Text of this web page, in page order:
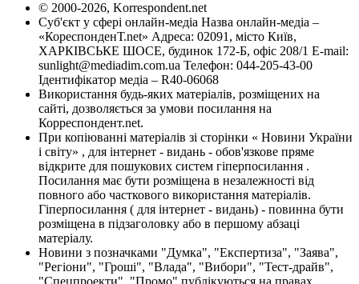
© 2000-2026, Korrespondent.net
Суб'єкт у сфері онлайн-медіа Назва онлайн-медіа –
«КореспонденТ.net» Адреса: 02091, місто Київ,
ХАРКІВСЬКЕ ШОСЕ, будинок 172-Б, офіс 208/1 E-mail:
sunlight@mediadim.com.ua Телефон: 044-205-43-00
Ідентифікатор медіа – R40-06068
Використання будь-яких матеріалів, розміщених на
сайті, дозволяється за умови посилання на
Корреспондент.net.
При копіюванні матеріалів зі сторінки « Новини України
і світу» , для інтернет - видань - обов'язкове пряме
відкрите для пошукових систем гіперпосилання .
Посилання має бути розміщена в незалежності від
повного або часткового використання матеріалів.
Гіперпосилання ( для інтернет - видань) - повинна бути
розміщена в підзаголовку або в першому абзаці
матеріалу.
Новини з позначками "Думка", "Експертиза", "Заява",
"Регіони", "Гроші", "Влада", "Вибори", "Тест-драйв",